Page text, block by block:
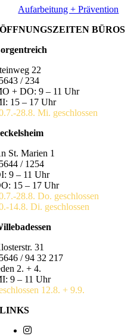
Aufarbeitung + Prävention
ÖFFNUNGSZEITEN BÜROS
22
/ 234
+ DO: 9 – 11 Uhr
15 – 17 Uhr
28.8. Mi. geschlossen
St. Marien 1
/ 1254
9 – 11 Uhr
15 – 17 Uhr
28.8. Do. geschlossen
14.8. Di. geschlossen
31
/ 94 32 217
2. + 4.
9 – 11 Uhr
12.8. + 9.9.
LINKS